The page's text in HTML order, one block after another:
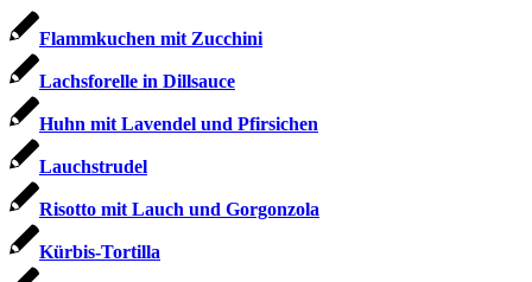
Flammkuchen mit Zucchini
Lachsforelle in Dillsauce
Huhn mit Lavendel und Pfirsichen
Lauchstrudel
Risotto mit Lauch und Gorgonzola
Kürbis-Tortilla